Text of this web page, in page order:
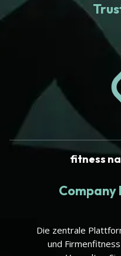
fitness
Die zentrale
und